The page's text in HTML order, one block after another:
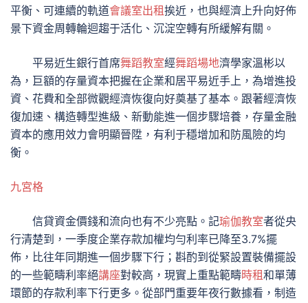
平衡、可連續的軌道會議室出租挨近，也與經濟上升向好佈
景下資金周轉輪迴趨于活化、沉淀空轉有所緩解有關。
平易近生銀行首席舞蹈教室經舞蹈場地濟學家溫彬以
為，巨額的存量資本把握在企業和居平易近手上，為增進投
資、花費和全部微觀經濟恢復向好奠基了基本。跟著經濟恢
復加速、構造轉型進級、新動能進一個步驟培養，存量金融
資本的應用效力會明顯晉陞，有利于穩增加和防風險的均
衡。
九宮格
信貸資金價錢和流向也有不少亮點。記瑜伽教室者從央
行清楚到，一季度企業存款加權均勻利率已降至3.7%擺
佈，比往年同期進一個步驟下行；斟酌到從緊設置裝備擺設
的一些範疇利率絕講座對較高，現實上重點範疇時租和單薄
環節的存款利率下行更多。從部門重要年夜行數據看，制造